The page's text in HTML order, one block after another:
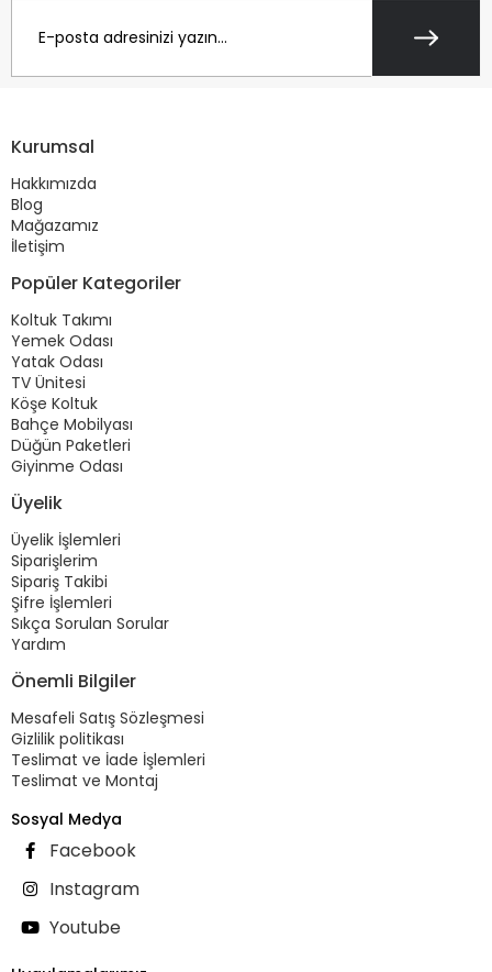
Kurumsal
Hakkımızda
Blog
Mağazamız
İletişim
Popüler Kategoriler
Koltuk Takımı
Yemek Odası
Yatak Odası
TV Ünitesi
Köşe Koltuk
Bahçe Mobilyası
Düğün Paketleri
Giyinme Odası
Üyelik
Üyelik İşlemleri
Siparişlerim
Sipariş Takibi
Şifre İşlemleri
Sıkça Sorulan Sorular
Yardım
Önemli Bilgiler
Mesafeli Satış Sözleşmesi
Gizlilik politikası
Teslimat ve İade İşlemleri
Teslimat ve Montaj
Sosyal Medya
Facebook
Instagram
Youtube